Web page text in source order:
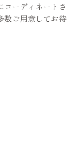
ーディネートさ
数ご用意してお待